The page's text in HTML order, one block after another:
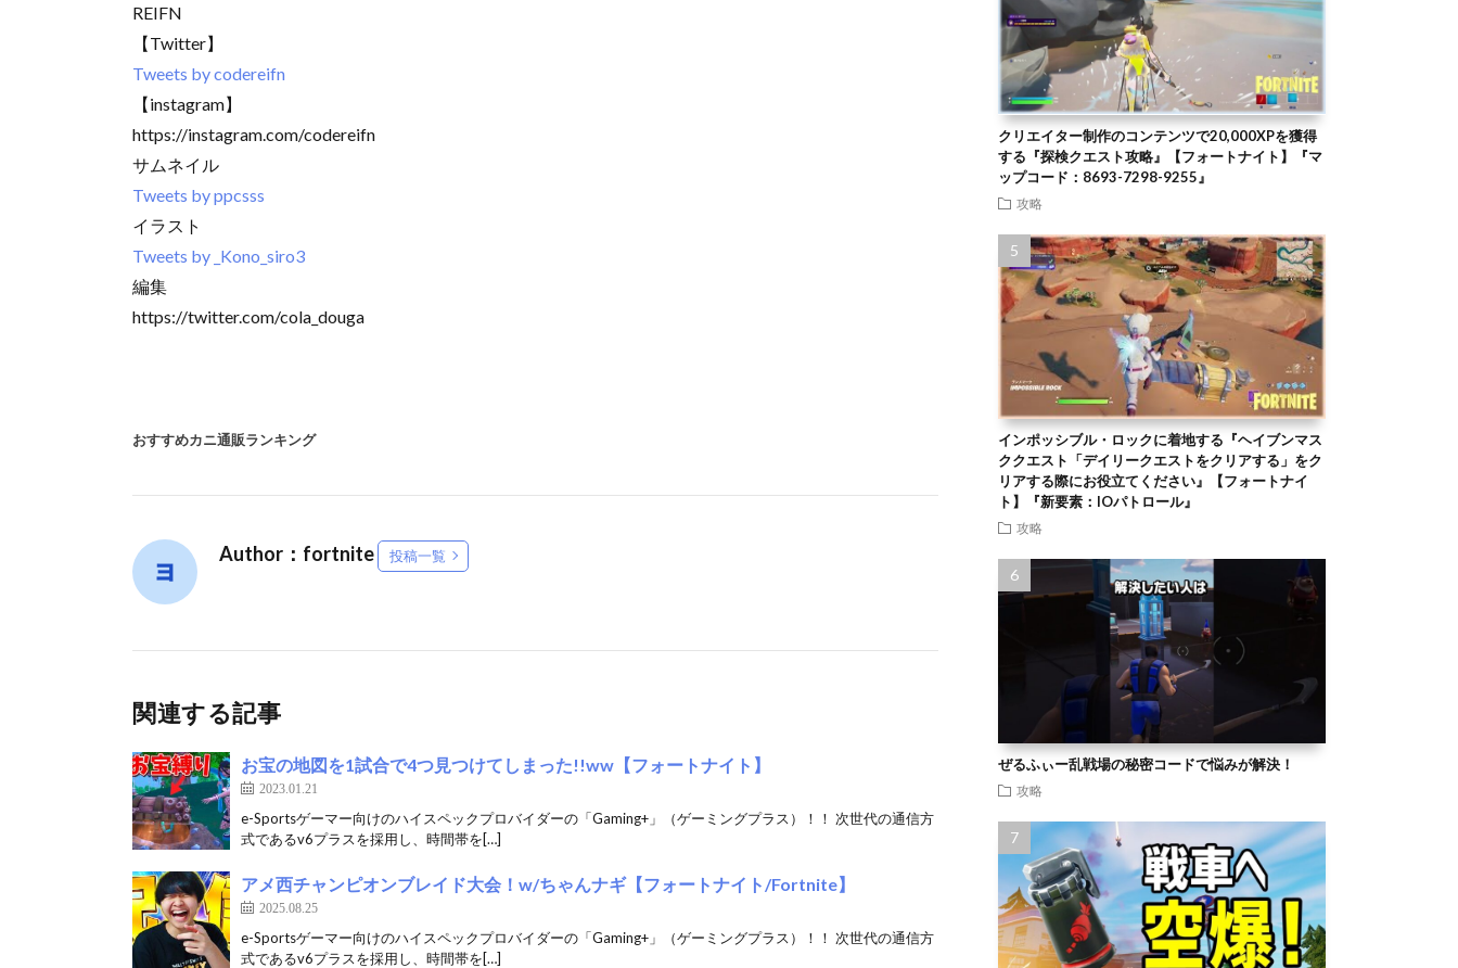
REIFN
【Twitter】
Tweets by codereifn
【instagram】
https://instagram.com/codereifn
サムネイル
Tweets by ppcsss
イラスト
Tweets by _Kono_siro3
編集
https://twitter.com/cola_douga
おすすめカニ通販ランキング
Author：fortnite 投稿一覧
関連する記事
お宝の地図を1試合で4つ見つけてしまった!!ww【フォートナイト】
2023.01.21
e-Sportsゲーマー向けのハイスペックプロバイダーの「Gaming+」（ゲーミングプラス）！！ 次世代の通信方
式であるv6プラスを採用し、時間帯を[…]
アメ西チャンピオンブレイド大会！w/ちゃんナギ【フォートナイト/Fortnite】
2025.08.25
e-Sportsゲーマー向けのハイスペックプロバイダーの「Gaming+」（ゲーミングプラス）！！ 次世代の通信方
式であるv6プラスを採用し、時間帯を[…]
クリエイター制作のコンテンツで20,000XPを獲得
する『探検クエスト攻略』【フォートナイト】『マ
ップコード：8693-7298-9255』
攻略
インポッシブル・ロックに着地する『ヘイブンマス
ククエスト「デイリークエストをクリアする」をク
リアする際にお役立てください』【フォートナイ
ト】『新要素：IOパトロール』
攻略
ぜるふぃー乱戦場の秘密コードで悩みが解決！
攻略